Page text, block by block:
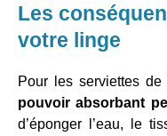
Les
votre linge
Pour les serviettes
pouvoir absorbant
d’éponger l’eau, le